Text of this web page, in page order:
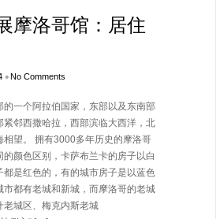
摩洛哥馆：居住
•No Comments
的一个阿拉伯国家，东部以及东南部
邻西撒哈拉，西部滨临大西洋，北
相望。 拥有3000多年历史的摩洛哥
颜色区别，卡萨布兰卡的房子以白
是红色的，有的城市房子是以蓝色
市都有老城和新城，而摩洛哥的老城
城区、梅克内斯老城